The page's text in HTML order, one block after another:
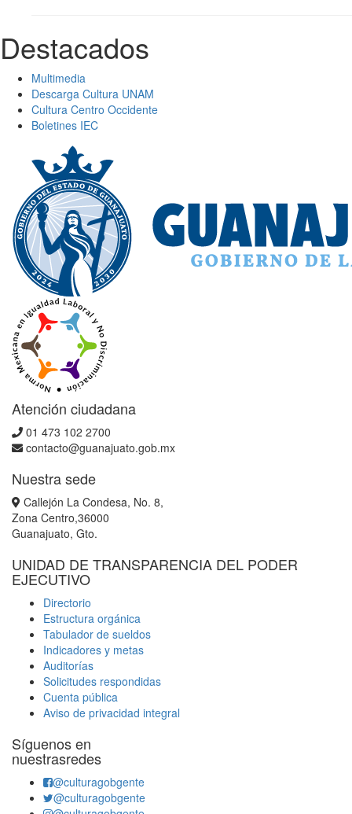
Destacados
Multimedia
Descarga Cultura UNAM
Cultura Centro Occidente
Boletines IEC
Atención ciudadana
01 473 102 2700
contacto@guanajuato.gob.mx
Nuestra sede
Callejón La Condesa, No. 8,
Zona Centro,36000
Guanajuato, Gto.
UNIDAD DE TRANSPARENCIA DEL PODER
EJECUTIVO
Directorio
Estructura orgánica
Tabulador de sueldos
Indicadores y metas
Auditorías
Solicitudes respondidas
Cuenta pública
Aviso de privacidad integral
Síguenos en
nuestrasredes
@culturagobgente
@culturagobgente